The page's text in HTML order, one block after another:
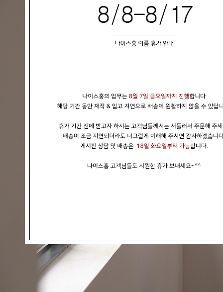
현재의 메세지창을 다시 표시하지 않음